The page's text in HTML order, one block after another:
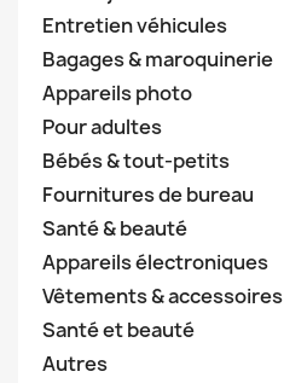
Entretien véhicules
Bagages & maroquinerie
Appareils photo
Pour adultes
Bébés & tout-petits
Fournitures de bureau
Santé & beauté
Appareils électroniques
Vêtements & accessoires
Santé et beauté
Autres